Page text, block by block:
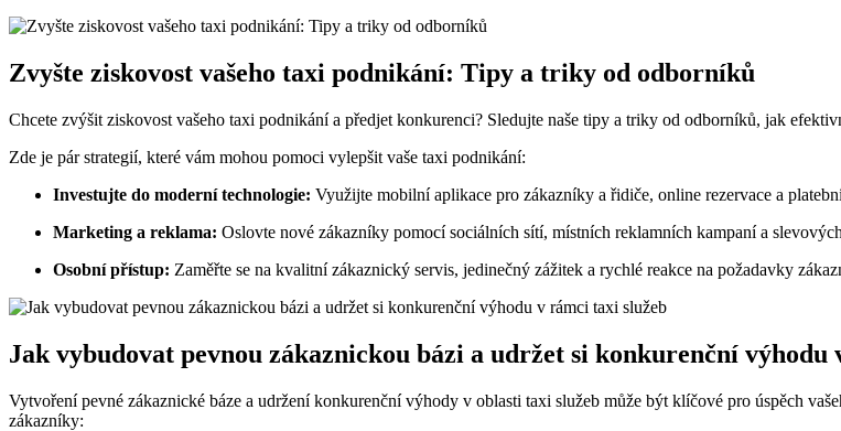
Zvyšte ziskovost vašeho taxi podnikání: Tipy a triky od odborníků
Chcete zvýšit ziskovost vašeho taxi podnikání a předjet konkurenci? Sledujte naše tipy a triky od odborníků, jak
Zde je pár strategií, které vám mohou pomoci vylepšit vaše taxi podnikání:
Investujte do moderní technologie: Využijte mobilní aplikace pro zákazníky a řidiče, online rezervace a
Marketing a reklama: Oslovte nové zákazníky pomocí sociálních sítí, místních reklamních kampaní a
Osobní přístup: Zaměřte se na kvalitní zákaznický servis, jedinečný zážitek a rychlé reakce na požadavky
Jak vybudovat pevnou zákaznickou bázi a udržet si konkurenční výhodu
Vytvoření pevné zákaznické báze a udržení konkurenční výhody v oblasti taxi služeb může být klíčové pro úspěch
zákazníky: